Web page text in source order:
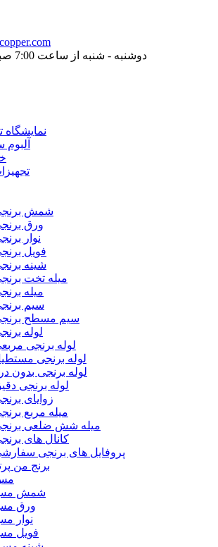
دوشنبه - شنبه از ساعت 7:00 صبح تا 9:00 شب
نمایشگاه
شمش
ورق
نوار
فویل
شینه
میله تخت
میله
سیم
سیم مسطح
لوله
لوله برنجی
لوله برنجی
لوله برنجی بدون
لوله برنجی
زوایای
میله مربع
میله شش ضلعی
کانال های
پروفایل های برنجی
برنج من
شمش
ورق
نوار
فویل